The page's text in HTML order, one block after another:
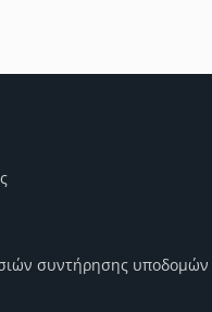
συντήρησης υποδομών